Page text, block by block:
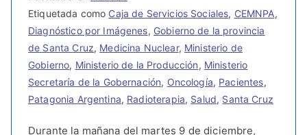
Etiquetada como Caja de Servicios Sociales, CEMNPA,
Diagnóstico por Imágenes, Gobierno de la provincia
de Santa Cruz, Medicina Nuclear, Ministerio de
Gobierno, Ministerio de la Producción, Ministerio
Secretaría de la Gobernación, Oncología, Pacientes,
Patagonia Argentina, Radioterapia, Salud, Santa Cruz
Durante la mañana del martes 9 de diciembre,